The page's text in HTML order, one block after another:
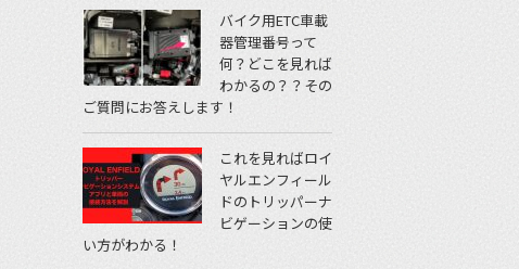
バイク用ETC車載
器管理番号って
何？どこを見れば
わかるの？？その
ご質問にお答えします！
これを見ればロイ
ヤルエンフィール
ドのトリッパーナ
ビゲーションの使
い方がわかる！